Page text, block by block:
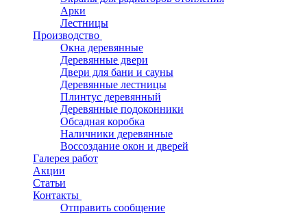
Арки
Лестницы
Производство
Окна деревянные
Деревянные двери
Двери для бани и сауны
Деревянные лестницы
Плинтус деревянный
Деревянные подоконники
Обсадная коробка
Наличники деревянные
Воссоздание окон и дверей
Галерея работ
Акции
Статьи
Контакты
Отправить сообщение